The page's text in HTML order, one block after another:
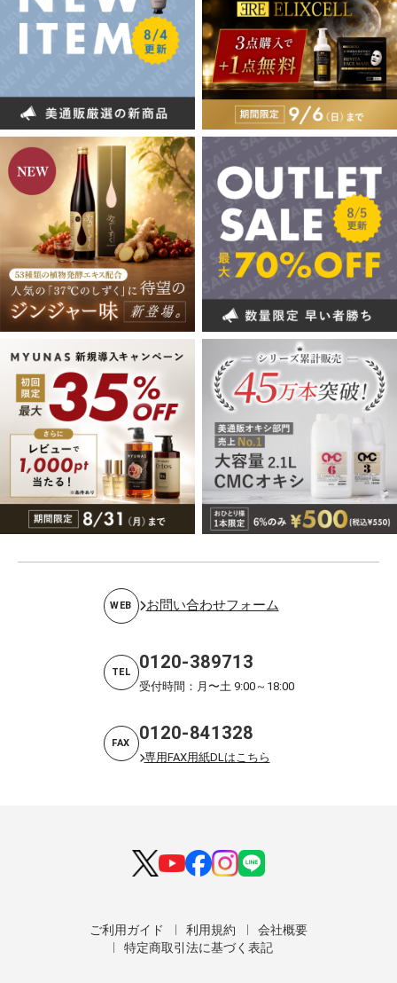
WEB お問い合わせフォーム
TEL 0120-389713
受付時間：月〜土 9:00～18:00
FAX 0120-841328
専用FAX用紙DLはこちら
ご利用ガイド 利用規約
会社概要
特定商取引法に基づく表記